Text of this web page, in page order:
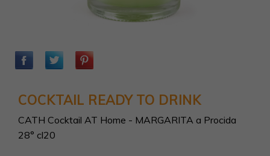
COCKTAIL READY TO DRINK
CATH Cocktail AT Home - MARGARITA a Procida
28° cl20